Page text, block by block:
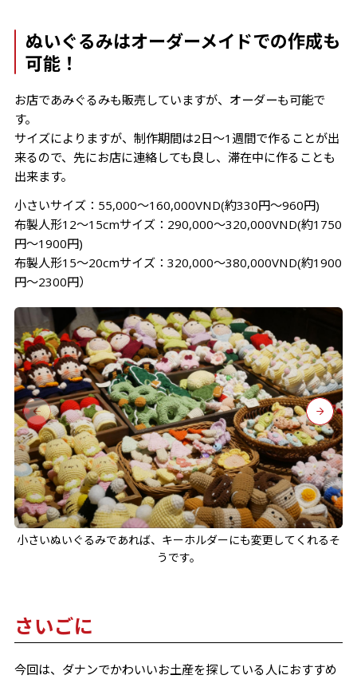
ぬいぐるみはオーダーメイドでの作成も
可能！
お店であみぐるみも販売していますが、オーダーも可能で
す。
サイズによりますが、制作期間は2日〜1週間で作ることが出
来るので、先にお店に連絡しても良し、滞在中に作ることも
出来ます。
小さいサイズ：55,000〜160,000VND(約330円～960円)
布製人形12〜15cmサイズ：290,000〜320,000VND(約1750
円～1900円)
布製人形15〜20cmサイズ：320,000〜380,000VND(約1900
円～2300円）
小さいぬいぐるみであれば、キーホルダーにも変更してくれるそ
うです。
さいごに
今回は、ダナンでかわいいお土産を探している人におすすめ